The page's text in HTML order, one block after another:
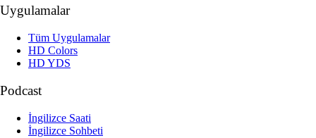
Uygulamalar
Tüm Uygulamalar
HD Colors
HD YDS
Podcast
İngilizce Saati
İngilizce Sohbeti